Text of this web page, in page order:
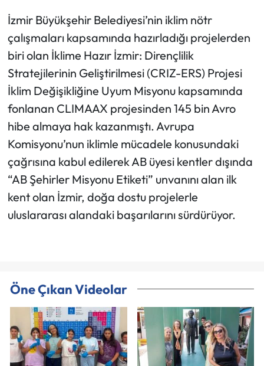
İzmir Büyükşehir Belediyesi’nin iklim nötr
çalışmaları kapsamında hazırladığı projelerden
biri olan İklime Hazır İzmir: Dirençlilik
Stratejilerinin Geliştirilmesi (CRIZ-ERS) Projesi
İklim Değişikliğine Uyum Misyonu kapsamında
fonlanan CLIMAAX projesinden 145 bin Avro
hibe almaya hak kazanmıştı. Avrupa
Komisyonu’nun iklimle mücadele konusundaki
çağrısına kabul edilerek AB üyesi kentler dışında
“AB Şehirler Misyonu Etiketi” unvanını alan ilk
kent olan İzmir, doğa dostu projelerle
uluslararası alandaki başarılarını sürdürüyor.
Öne Çıkan Videolar